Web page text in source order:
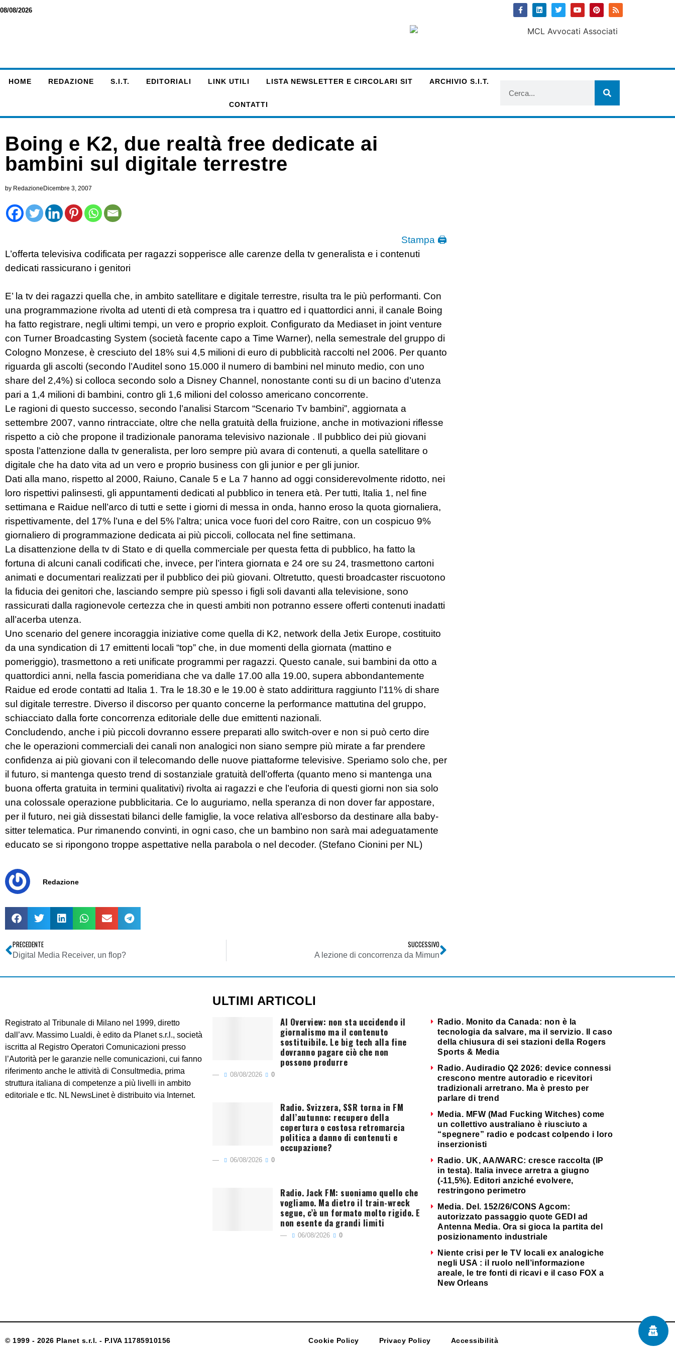
08/08/2026
HOME REDAZIONE S.I.T. EDITORIALI LINK UTILI LISTA NEWSLETTER E CIRCOLARI SIT ARCHIVIO S.I.T.
CONTATTI
Boing e K2, due realtà free dedicate ai
bambini sul digitale terrestre
by Redazione Dicembre 3, 2007
Stampa 🖨
L’offerta televisiva codificata per ragazzi sopperisce alle carenze della tv generalista e i contenuti
dedicati rassicurano i genitori
E’ la tv dei ragazzi quella che, in ambito satellitare e digitale terrestre, risulta tra le più performanti. Con
una programmazione rivolta ad utenti di età compresa tra i quattro ed i quattordici anni, il canale Boing
ha fatto registrare, negli ultimi tempi, un vero e proprio exploit. Configurato da Mediaset in joint venture
con Turner Broadcasting System (società facente capo a Time Warner), nella semestrale del gruppo di
Cologno Monzese, è cresciuto del 18% sui 4,5 milioni di euro di pubblicità raccolti nel 2006. Per quanto
riguarda gli ascolti (secondo l’Auditel sono 15.000 il numero di bambini nel minuto medio, con uno
share del 2,4%) si colloca secondo solo a Disney Channel, nonostante conti su di un bacino d’utenza
pari a 1,4 milioni di bambini, contro gli 1,6 milioni del colosso americano concorrente.
Le ragioni di questo successo, secondo l’analisi Starcom “Scenario Tv bambini”, aggiornata a
settembre 2007, vanno rintracciate, oltre che nella gratuità della fruizione, anche in motivazioni riflesse
rispetto a ciò che propone il tradizionale panorama televisivo nazionale . Il pubblico dei più giovani
sposta l’attenzione dalla tv generalista, per loro sempre più avara di contenuti, a quella satellitare o
digitale che ha dato vita ad un vero e proprio business con gli junior e per gli junior.
Dati alla mano, rispetto al 2000, Raiuno, Canale 5 e La 7 hanno ad oggi considerevolmente ridotto, nei
loro rispettivi palinsesti, gli appuntamenti dedicati al pubblico in tenera età. Per tutti, Italia 1, nel fine
settimana e Raidue nell’arco di tutti e sette i giorni di messa in onda, hanno eroso la quota giornaliera,
rispettivamente, del 17% l’una e del 5% l’altra; unica voce fuori del coro Raitre, con un cospicuo 9%
giornaliero di programmazione dedicata ai più piccoli, collocata nel fine settimana.
La disattenzione della tv di Stato e di quella commerciale per questa fetta di pubblico, ha fatto la
fortuna di alcuni canali codificati che, invece, per l’intera giornata e 24 ore su 24, trasmettono cartoni
animati e documentari realizzati per il pubblico dei più giovani. Oltretutto, questi broadcaster riscuotono
la fiducia dei genitori che, lasciando sempre più spesso i figli soli davanti alla televisione, sono
rassicurati dalla ragionevole certezza che in questi ambiti non potranno essere offerti contenuti inadatti
all’acerba utenza.
Uno scenario del genere incoraggia iniziative come quella di K2, network della Jetix Europe, costituito
da una syndication di 17 emittenti locali “top” che, in due momenti della giornata (mattino e
pomeriggio), trasmettono a reti unificate programmi per ragazzi. Questo canale, sui bambini da otto a
quattordici anni, nella fascia pomeridiana che va dalle 17.00 alla 19.00, supera abbondantemente
Raidue ed erode contatti ad Italia 1. Tra le 18.30 e le 19.00 è stato addirittura raggiunto l’11% di share
sul digitale terrestre. Diverso il discorso per quanto concerne la performance mattutina del gruppo,
schiacciato dalla forte concorrenza editoriale delle due emittenti nazionali.
Concludendo, anche i più piccoli dovranno essere preparati allo switch-over e non si può certo dire
che le operazioni commerciali dei canali non analogici non siano sempre più mirate a far prendere
confidenza ai più giovani con il telecomando delle nuove piattaforme televisive. Speriamo solo che, per
il futuro, si mantenga questo trend di sostanziale gratuità dell’offerta (quanto meno si mantenga una
buona offerta gratuita in termini qualitativi) rivolta ai ragazzi e che l’euforia di questi giorni non sia solo
una colossale operazione pubblicitaria. Ce lo auguriamo, nella speranza di non dover far appostare,
per il futuro, nei già dissestati bilanci delle famiglie, la voce relativa all’esborso da destinare alla baby-
sitter telematica. Pur rimanendo convinti, in ogni caso, che un bambino non sarà mai adeguatamente
educato se si ripongono troppe aspettative nella parabola o nel decoder. (Stefano Cionini per NL)
Redazione
PRECEDENTE
Digital Media Receiver, un flop?
SUCCESSIVO
A lezione di concorrenza da Mimun
Registrato al Tribunale di Milano nel 1999, diretto
dall’avv. Massimo Lualdi, è edito da Planet s.r.l., società
iscritta al Registro Operatori Comunicazioni presso
l’Autorità per le garanzie nelle comunicazioni, cui fanno
riferimento anche le attività di Consultmedia, prima
struttura italiana di competenze a più livelli in ambito
editoriale e tlc. NL NewsLinet è distribuito via Internet.
ULTIMI ARTICOLI
AI Overview: non sta uccidendo il
giornalismo ma il contenuto
sostituibile. Le big tech alla fine
dovranno pagare ciò che non
possono produrre
08/08/2026 0
Radio. Svizzera, SSR torna in FM
dall’autunno: recupero della
copertura o costosa retromarcia
politica a danno di contenuti e
occupazione?
06/08/2026 0
Radio. Jack FM: suoniamo quello che
vogliamo. Ma dietro il train-wreck
segue, c’è un formato molto rigido. E
non esente da grandi limiti
06/08/2026 0
Radio. Monito da Canada: non è la
tecnologia da salvare, ma il servizio. Il caso
della chiusura di sei stazioni della Rogers
Sports & Media
Radio. Audiradio Q2 2026: device connessi
crescono mentre autoradio e ricevitori
tradizionali arretrano. Ma è presto per
parlare di trend
Media. MFW (Mad Fucking Witches) come
un collettivo australiano è riusciuto a
“spegnere” radio e podcast colpendo i loro
inserzionisti
Radio. UK, AA/WARC: cresce raccolta (IP
in testa). Italia invece arretra a giugno
(-11,5%). Editori anziché evolvere,
restringono perimetro
Media. Del. 152/26/CONS Agcom:
autorizzato passaggio quote GEDI ad
Antenna Media. Ora si gioca la partita del
posizionamento industriale
Niente crisi per le TV locali ex analogiche
negli USA : il ruolo nell’informazione
areale, le tre fonti di ricavi e il caso FOX a
New Orleans
© 1999 - 2026 Planet s.r.l. - P.IVA 11785910156 Cookie Policy Privacy Policy Accessibilità